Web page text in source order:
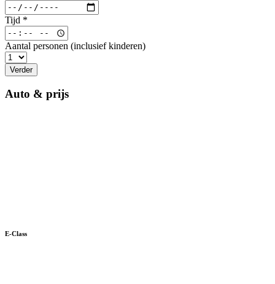
Tijd *
Aantal personen (inclusief kinderen)
Verder
Auto & prijs
E-Class